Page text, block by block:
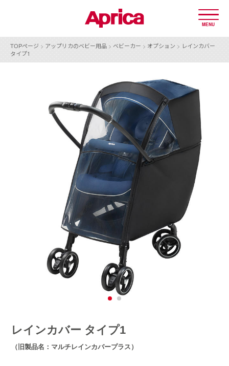
MENU
TOPページ > アップリカのベビー用品 > ベビーカー > オプション > レインカバー
タイプ1
レインカバー タイプ1
（旧製品名：マルチレインカバープラス）